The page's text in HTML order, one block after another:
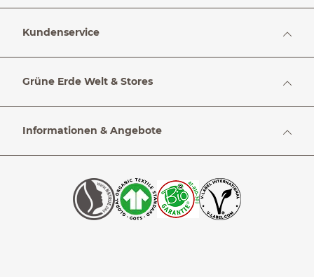
Kundenservice
Grüne Erde Welt & Stores
Informationen & Angebote